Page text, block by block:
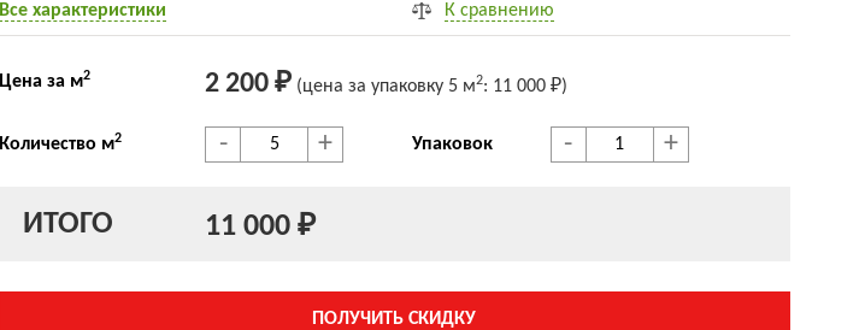
Все характеристики
К сравнению
Цена за м2 2 200 ₽ (цена за упаковку 5 м2: 11 000 ₽)
Количество м2 - + Упаковок - +
ИТОГО 11 000 ₽
ПОЛУЧИТЬ СКИДКУ